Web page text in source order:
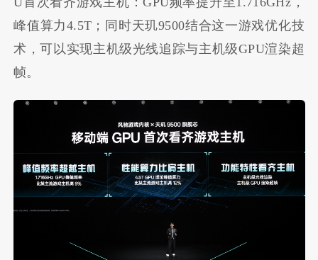
峰值算力4.5T；同时天玑9500结合这一游戏优化技
术，可以实现主机级光线追踪与主机级GPU渲染超
帧。